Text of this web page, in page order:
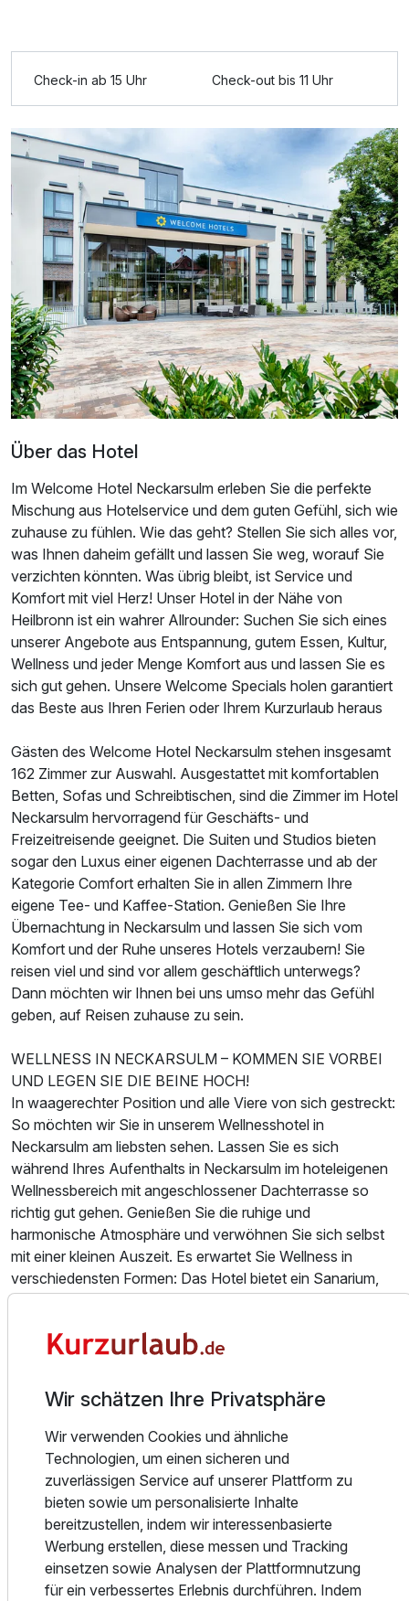
Ausstattung
Zusatznächte
Für 3 Tage p.P. ab 125,00 €
Doppelzimmer Executive
2 Erwachsene und 1 Kind
Ausstattung
Zusatznächte
Für 3 Tage p.P. ab135,00 €
Doppelzimmer Superior
2 Erwachsene
Ausstattung
Zusatznächte
Check-in ab 15 Uhr Check-out bis 11 Uhr
Über das Hotel
Im Welcome Hotel Neckarsulm erleben Sie die perfekte
Mischung aus Hotelservice und dem guten Gefühl, sich wie
zuhause zu fühlen. Wie das geht? Stellen Sie sich alles vor,
was Ihnen daheim gefällt und lassen Sie weg, worauf Sie
verzichten könnten. Was übrig bleibt, ist Service und
Komfort mit viel Herz! Unser Hotel in der Nähe von
Heilbronn ist ein wahrer Allrounder: Suchen Sie sich eines
unserer Angebote aus Entspannung, gutem Essen, Kultur,
Wellness und jeder Menge Komfort aus und lassen Sie es
sich gut gehen. Unsere Welcome Specials holen garantiert
das Beste aus Ihren Ferien oder Ihrem Kurzurlaub heraus
Gästen des Welcome Hotel Neckarsulm stehen insgesamt
162 Zimmer zur Auswahl. Ausgestattet mit komfortablen
Betten, Sofas und Schreibtischen, sind die Zimmer im Hotel
Neckarsulm hervorragend für Geschäfts- und
Freizeitreisende geeignet. Die Suiten und Studios bieten
sogar den Luxus einer eigenen Dachterrasse und ab der
Kategorie Comfort erhalten Sie in allen Zimmern Ihre
eigene Tee- und Kaffee-Station. Genießen Sie Ihre
Übernachtung in Neckarsulm und lassen Sie sich vom
Komfort und der Ruhe unseres Hotels verzaubern! Sie
reisen viel und sind vor allem geschäftlich unterwegs?
Dann möchten wir Ihnen bei uns umso mehr das Gefühl
geben, auf Reisen zuhause zu sein.
WELLNESS IN NECKARSULM – KOMMEN SIE VORBEI
UND LEGEN SIE DIE BEINE HOCH!
In waagerechter Position und alle Viere von sich gestreckt:
So möchten wir Sie in unserem Wellnesshotel in
Neckarsulm am liebsten sehen. Lassen Sie es sich
während Ihres Aufenthalts in Neckarsulm im hoteleigenen
Wellnessbereich mit angeschlossener Dachterrasse so
richtig gut gehen. Genießen Sie die ruhige und
harmonische Atmosphäre und verwöhnen Sie sich selbst
mit einer kleinen Auszeit. Es erwartet Sie Wellness in
verschiedensten Formen: Das Hotel bietet ein Sanarium,
eine Panorama-Sauna sowie zwei Ruhe- und
Neckarsulm mit diversen Sportgeräten können Sie zudem
Freuen Sie sich auf:
einen Soft-Wellnessbereich mit angeschlossener
Dachterrasse,
ein Sanarium (aufgrund der aktuellen Situation
geschlossen),
eine Panorama-Sauna (derzeit ohne Aufguss),
Ruhe- und Entspannungsbereiche und
einen Fitnessbereich mit Laufband, Crosstrainer, diverse
Hanteln und Ergotrainer!
Wir schätzen Ihre Privatsphäre
Wir verwenden Cookies und ähnliche
Technologien, um einen sicheren und
zuverlässigen Service auf unserer Plattform zu
bieten sowie um personalisierte Inhalte
bereitzustellen, indem wir interessenbasierte
Werbung erstellen, diese messen und Tracking
einsetzen sowie Analysen der Plattformnutzung
für ein verbessertes Erlebnis durchführen. Indem